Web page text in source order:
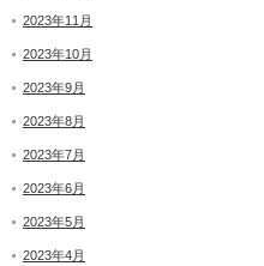
2023年11月
2023年10月
2023年9月
2023年8月
2023年7月
2023年6月
2023年5月
2023年4月